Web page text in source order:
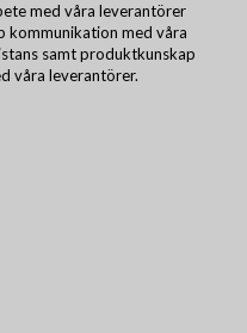
med våra leverantörer
kommunikation med våra
samt produktkunskap
våra leverantörer.